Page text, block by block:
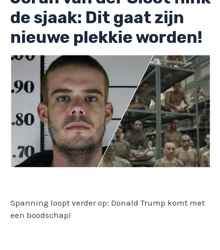
de sjaak: Dit gaat zijn
nieuwe plekkie worden!
Spanning loopt verder op: Donald Trump komt met
een boodschap!